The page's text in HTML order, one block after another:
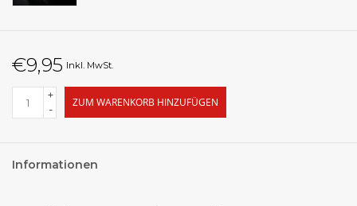
€9,95 Inkl. MwSt.
+
-
ZUM WARENKORB HINZUFÜGEN
Informationen